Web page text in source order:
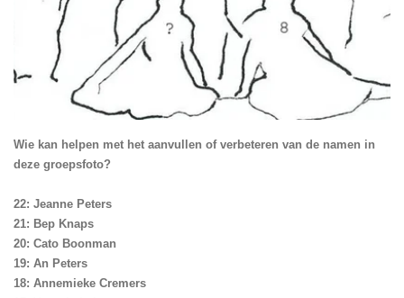
Wie kan helpen met het aanvullen of verbeteren van de namen in
deze groepsfoto?
22: Jeanne Peters
21: Bep Knaps
20: Cato Boonman
19: An Peters
18: Annemieke Cremers